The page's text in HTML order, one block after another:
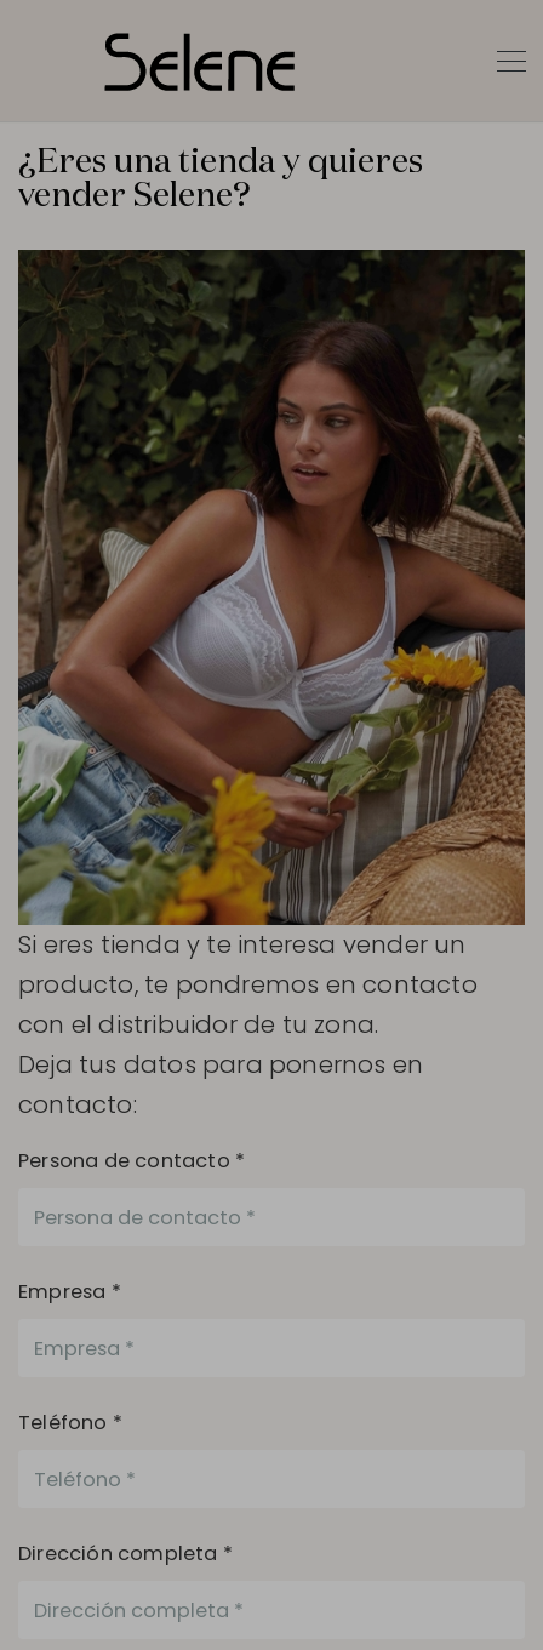
¿Eres una tienda y quieres
vender Selene?
Si eres tienda y te interesa vender un
producto, te pondremos en contacto
con el distribuidor de tu zona.
Deja tus datos para ponernos en
contacto:
Persona de contacto *
Empresa *
Teléfono *
Dirección completa *